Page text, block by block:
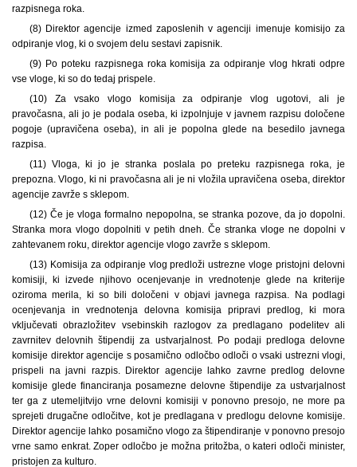
razpisnega roka.
(8) Direktor agencije izmed zaposlenih v agenciji imenuje komisijo za
odpiranje vlog, ki o svojem delu sestavi zapisnik.
(9) Po poteku razpisnega roka komisija za odpiranje vlog hkrati odpre
vse vloge, ki so do tedaj prispele.
(10) Za vsako vlogo komisija za odpiranje vlog ugotovi, ali je
pravočasna, ali jo je podala oseba, ki izpolnjuje v javnem razpisu določene
pogoje (upravičena oseba), in ali je popolna glede na besedilo javnega
razpisa.
(11) Vloga, ki jo je stranka poslala po preteku razpisnega roka, je
prepozna. Vlogo, ki ni pravočasna ali je ni vložila upravičena oseba, direktor
agencije zavrže s sklepom.
(12) Če je vloga formalno nepopolna, se stranka pozove, da jo dopolni.
Stranka mora vlogo dopolniti v petih dneh. Če stranka vloge ne dopolni v
zahtevanem roku, direktor agencije vlogo zavrže s sklepom.
(13) Komisija za odpiranje vlog predloži ustrezne vloge pristojni delovni
komisiji, ki izvede njihovo ocenjevanje in vrednotenje glede na kriterije
oziroma merila, ki so bili določeni v objavi javnega razpisa. Na podlagi
ocenjevanja in vrednotenja delovna komisija pripravi predlog, ki mora
vključevati obrazložitev vsebinskih razlogov za predlagano podelitev ali
zavrnitev delovnih štipendij za ustvarjalnost. Po podaji predloga delovne
komisije direktor agencije s posamično odločbo odloči o vsaki ustrezni vlogi,
prispeli na javni razpis. Direktor agencije lahko zavrne predlog delovne
komisije glede financiranja posamezne delovne štipendije za ustvarjalnost
ter ga z utemeljitvijo vrne delovni komisiji v ponovno presojo, ne more pa
sprejeti drugačne odločitve, kot je predlagana v predlogu delovne komisije.
Direktor agencije lahko posamično vlogo za štipendiranje v ponovno presojo
vrne samo enkrat. Zoper odločbo je možna pritožba, o kateri odloči minister,
pristojen za kulturo.